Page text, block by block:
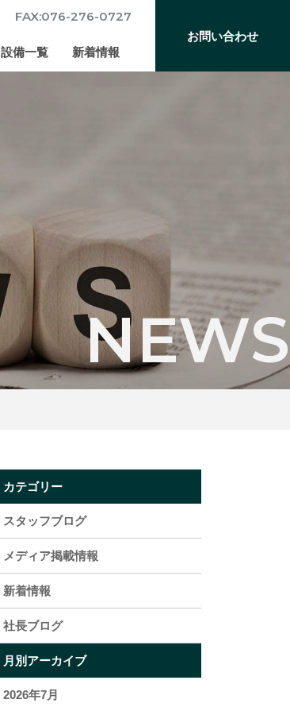
FAX:076-276-0727
設備一覧 新着情報
お問い合わせ
NEWS
カテゴリー
スタッフブログ
メディア掲載情報
新着情報
社長ブログ
月別アーカイブ
2026年7月